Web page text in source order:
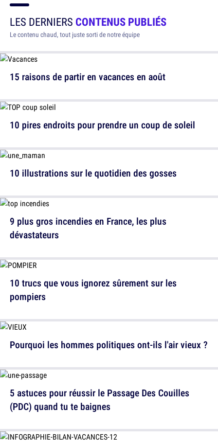
LES DERNIERS CONTENUS PUBLIÉS
Le contenu chaud, tout juste sorti de notre équipe
15 raisons de partir en vacances en août
10 illustrations sur le quotidien des gosses
10 trucs que vous ignorez sûrement sur les
pompiers
5 astuces pour réussir le Passage Des Couilles
(PDC) quand tu te baignes
10 pires endroits pour prendre un coup de soleil
9 plus gros incendies en France, les plus
dévastateurs
Pourquoi les hommes politiques ont-ils l'air vieux ?